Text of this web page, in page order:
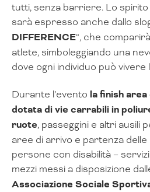
tutti, senza barriere. Lo
sarà espresso anche dallo
DIFFERENCE“, che
atlete, simboleggiando una
dove ogni individuo può vivere
Durante l’evento la finish
dotata di vie carrabili in
ruote, passeggini e altri ausili
aree di arrivo e partenza
persone con disabilità –
mezzi messi a disposizione
Associazione Sociale